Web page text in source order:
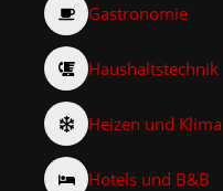
Gastronomie
Haushaltstechnik
Heizen und Klima
Hotels und B&B